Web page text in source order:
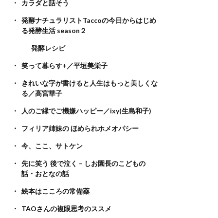
カラダと話そう
発酵ナチュラリストTaccoの今日からはじめ
る発酵生活 season２
発酵レシピ
笑って暮らす+／平垣美栄子
きれいな字が書けると人生はもっと美しくな
る／高宮華子
人のご縁でご機嫌ハッピー／ixy(生島和子)
フィリア姉妹の ほめられホメオパシー
今、ここ、サトケン
先に笑う 後で泣く – しお園長のこどもの
話・おとなの話
絵本はこころの常備薬
TAOさんの複眼思考のススメ